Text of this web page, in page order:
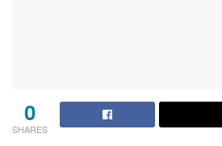
0
SHARES